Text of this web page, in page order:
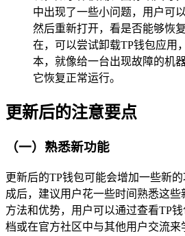
中出现了一些小问题，用户可
然后重新打开，看是否能够恢
在，可以尝试卸载TP钱包应用
本，就像给一台出现故障的机
它恢复正常运行。
更新后的注意要点
（一）熟悉新功能
更新后的TP钱包可能会增加一些新
成后，建议用户花一些时间熟悉这些
方法和优势，用户可以通过查看TP
档或在官方社区中与其他用户交流